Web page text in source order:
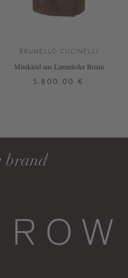
BRUNELLO CUCINELLI
Minikleid aus Lammleder Braun
5.800,00 €
DETAILS
brand